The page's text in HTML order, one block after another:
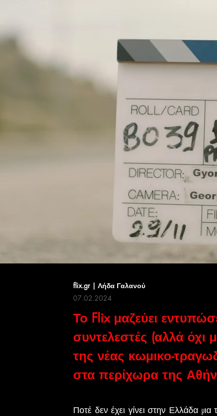
flix.gr | Λήδα Γαλανού
07.02.2024
Το Flix μαζεύει
συντελεστές (αλλά όχι
της νέας κωμικο-
στα περίχωρα της
Ποτέ δεν έχει γίνει στην Ελλάδα μια